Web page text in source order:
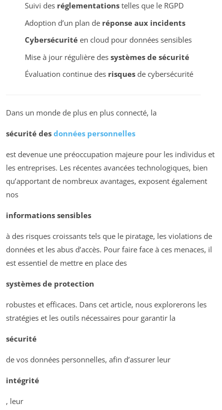
Suivi des réglementationstelles que le RGPD
Adoption d’un plan de réponse aux incidents
Cybersécuritéen cloud pour données sensibles
Mise à jour régulière des systèmes de sécurité
Évaluation continue des risquesde cybersécurité
Dans un monde de plus en plus connecté, la
sécurité des données personnelles
est devenue une préoccupation majeure pour les individus et
les entreprises. Les récentes avancées technologiques, bien
qu’apportant de nombreux avantages, exposent également
nos
informations sensibles
à des risques croissants tels que le piratage, les violations de
données et les abus d’accès. Pour faire face à ces menaces, il
est essentiel de mettre en place des
systèmes de protection
robustes et efficaces. Dans cet article, nous explorerons les
stratégies et les outils nécessaires pour garantir la
sécurité
de vos données personnelles, afin d’assurer leur
intégrité
, leur